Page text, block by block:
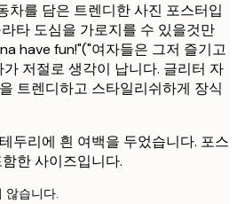
차를 담은 트렌디한 사진 포스터입
타 도심을 가로지를 수 있을것만
have fun!"("여자들은 그저 즐기고
저절로 생각이 납니다. 글리터 자
트렌디하고 스타일리쉬하게 장식
두리에 흰 여백을 두었습니다. 포스
한 사이즈입니다.
않습니다.